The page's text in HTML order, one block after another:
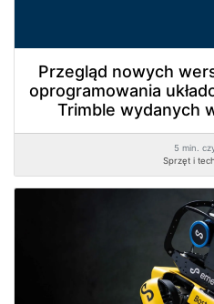
Przegląd nowych
oprogramowania
Trimble wydanych
5 min.
Sprzęt i